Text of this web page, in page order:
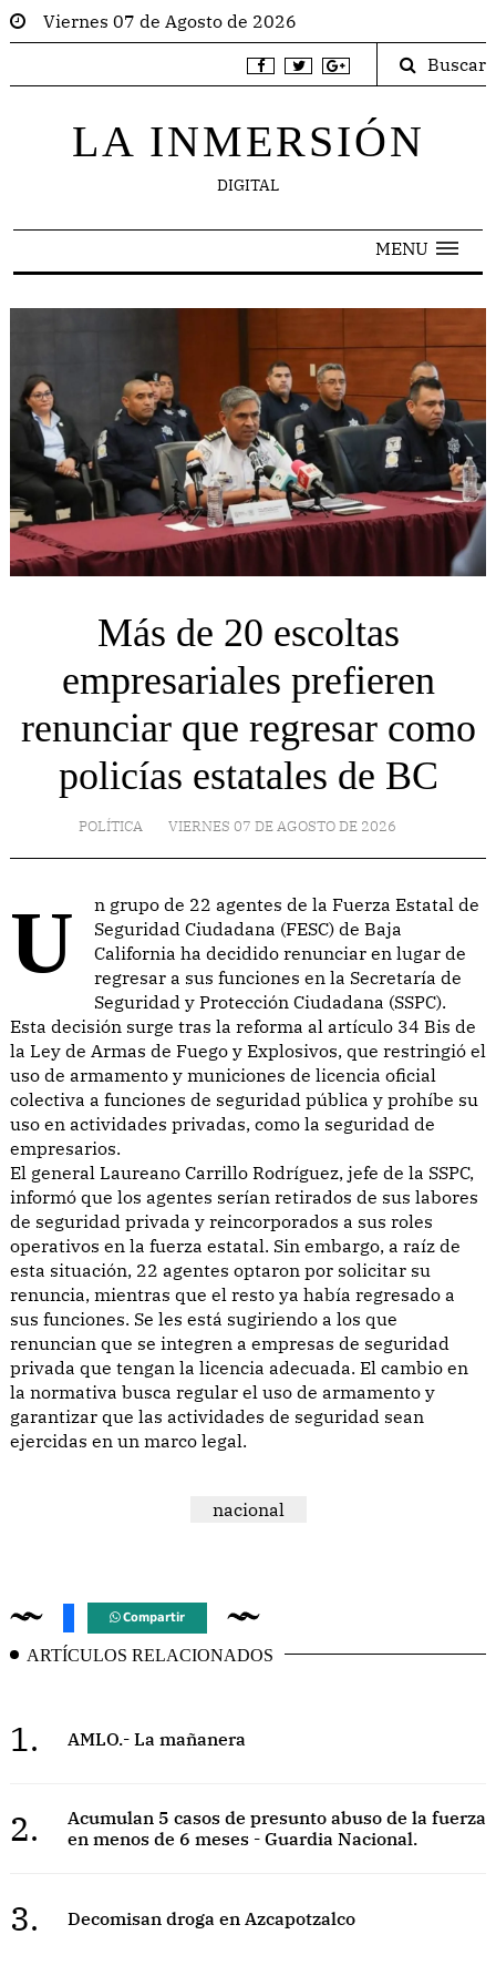
Viernes 07 de Agosto de 2026
Buscar
LA INMERSIÓN
DIGITAL
MENU
Más de 20 escoltas
empresariales prefieren
renunciar que regresar como
policías estatales de BC
POLÍTICA VIERNES 07 DE AGOSTO DE 2026
Un grupo de 22 agentes de la Fuerza Estatal de
Seguridad Ciudadana (FESC) de Baja
California ha decidido renunciar en lugar de
regresar a sus funciones en la Secretaría de
Seguridad y Protección Ciudadana (SSPC).
Esta decisión surge tras la reforma al artículo 34 Bis de
la Ley de Armas de Fuego y Explosivos, que restringió el
uso de armamento y municiones de licencia oficial
colectiva a funciones de seguridad pública y prohíbe su
uso en actividades privadas, como la seguridad de
empresarios.
El general Laureano Carrillo Rodríguez, jefe de la SSPC,
informó que los agentes serían retirados de sus labores
de seguridad privada y reincorporados a sus roles
operativos en la fuerza estatal. Sin embargo, a raíz de
esta situación, 22 agentes optaron por solicitar su
renuncia, mientras que el resto ya había regresado a
sus funciones. Se les está sugiriendo a los que
renuncian que se integren a empresas de seguridad
privada que tengan la licencia adecuada. El cambio en
la normativa busca regular el uso de armamento y
garantizar que las actividades de seguridad sean
ejercidas en un marco legal.
nacional
Compartir
ARTÍCULOS RELACIONADOS
1. AMLO.- La mañanera
2.
Acumulan 5 casos de presunto abuso de la fuerza
en menos de 6 meses - Guardia Nacional.
3. Decomisan droga en Azcapotzalco